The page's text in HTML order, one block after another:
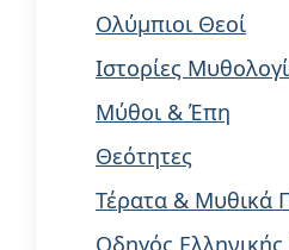
Ολύμπιοι Θεοί
Ιστορίες
Μύθοι & Έπη
Θεότητες
Τέρατα & Μυθικά
Οδηγός